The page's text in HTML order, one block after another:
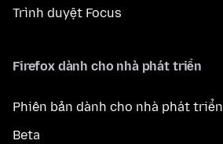
Trình duyệt Focus
Firefox dành cho nhà phát triển
Phiên bản dành cho nhà phát triển
Beta